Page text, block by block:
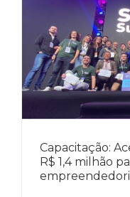
Capacitação:
R$ 1,4 milhão